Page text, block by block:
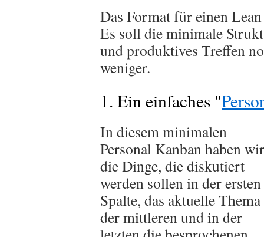
Das Format für einen
Es soll die minimale
und produktives Treffen
weniger.
1. Ein einfaches "
In diesem minimalen
Personal Kanban haben wir
die Dinge, die diskutiert
werden sollen in der ersten
Spalte, das aktuelle
der mittleren und in der